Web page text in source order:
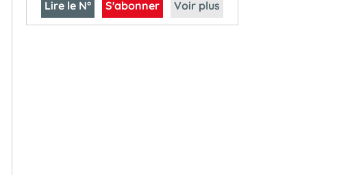
Lire le N° S'abonner Voir plus